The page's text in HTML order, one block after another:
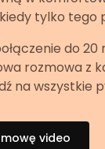
tylko tego
do 20
rozmowa z
na wszystkie
video